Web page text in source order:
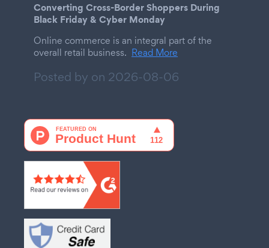
Converting Cross-Border Shoppers During
Black Friday & Cyber Monday
Online commerce is an integral part of the
overall retail business. Read More
Posted by on 2026-08-06